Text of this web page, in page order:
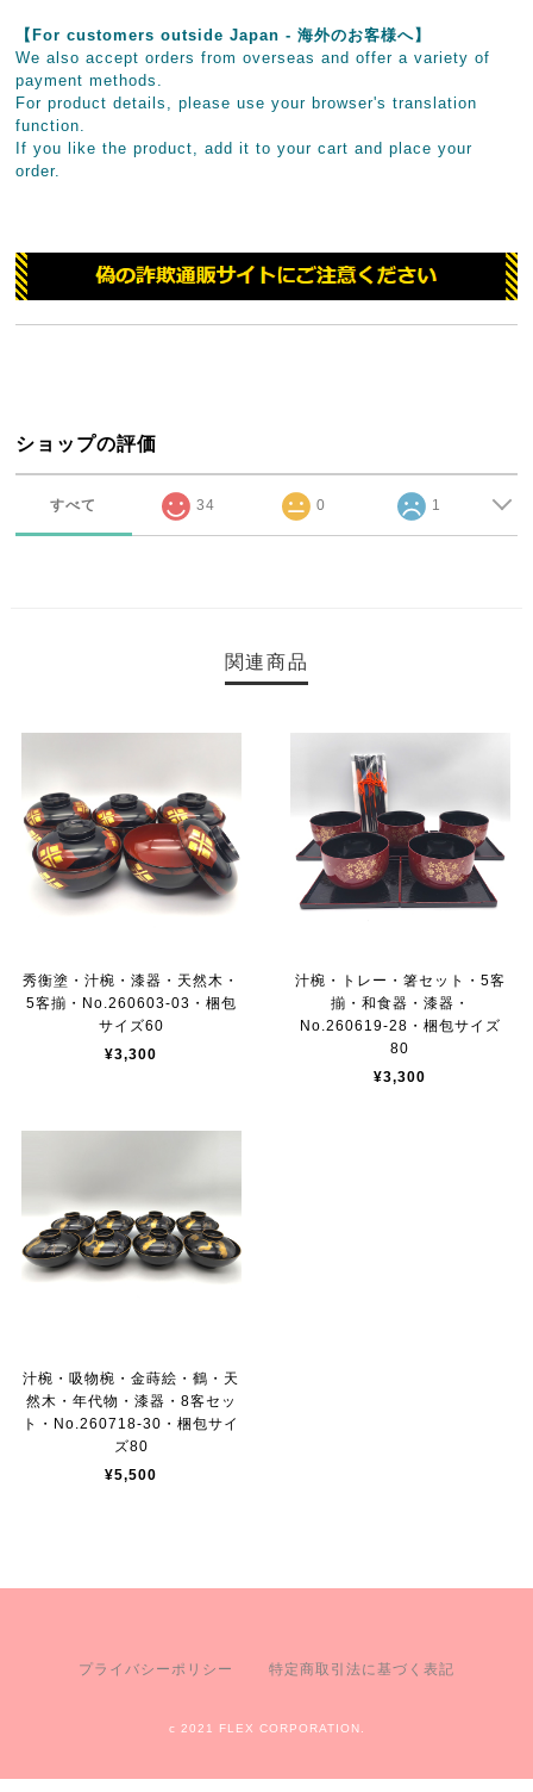
【For customers outside Japan - 海外のお客様へ】
We also accept orders from overseas and offer a variety of
payment methods.
For product details, please use your browser's translation
function.
If you like the product, add it to your cart and place your
order.
ショップの評価
すべて 34 0 1
関連商品
秀衡塗・汁椀・漆器・天然木・
5客揃・No.260603-03・梱包
サイズ60
¥3,300
汁椀・トレー・箸セット・5客
揃・和食器・漆器・
No.260619-28・梱包サイズ
80
¥3,300
汁椀・吸物椀・金蒔絵・鶴・天
然木・年代物・漆器・8客セッ
ト・No.260718-30・梱包サイ
ズ80
¥5,500
プライバシーポリシー 特定商取引法に基づく表記
c 2021 FLEX CORPORATION.